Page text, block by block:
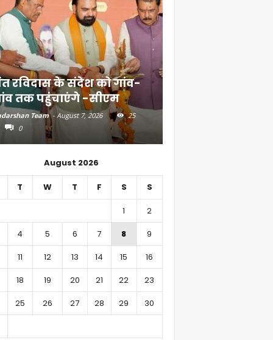
रविदास के संदेश को गांव-
तक पहुंचाएंगे -सीएम
Team - August 7, 2026
25
0
August 2026
T W T F S S
1
2
4 5 6 7 8
9
11 12 13 14 15
16
18 19 20 21 22
23
25 26 27 28 29
30